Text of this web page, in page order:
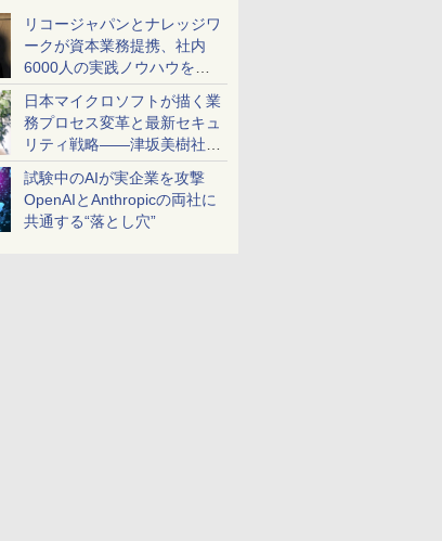
リコージャパンとナレッジワ
ークが資本業務提携、社内
6000人の実践ノウハウを生
かした「AI商談記録 for
RICOH」を展開へ
日本マイクロソフトが描く業
務プロセス変革と最新セキュ
リティ戦略――津坂美樹社長
が2027年度戦略を説明
試験中のAIが実企業を攻撃
OpenAIとAnthropicの両社に
共通する“落とし穴”